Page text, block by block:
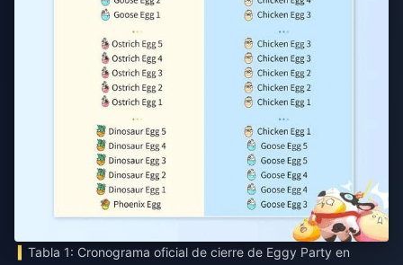
Tabla 1: Cronograma oficial de cierre de Eggy Party en